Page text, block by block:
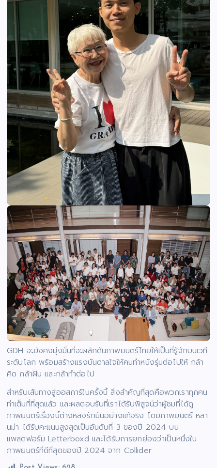
GDH จะยังคงมุ่งมั่นที่จะผลักดันภาพยนตร์ไทยให้เป็นที่รู้จักบนเวที
ระดับโลก พร้อมสร้างแรงบันดาลใจให้คนทำหนังรุ่นต่อไปให้ กล้า
คิด กล้าฝัน และกล้าทำต่อไป
สำหรับเส้นทางสู่ออสการ์ในครั้งนี้ สิ่งสำคัญที่สุดคือพวกเราทุกคน
ทำเต็มที่ที่สุดแล้ว และผลตอบรับที่เราได้รับพิสูจน์ว่าผู้ชมที่ได้ดู
ภาพยนตร์เรื่องนี้ต่างหลงรักมันอย่างแท้จริง โดยภาพยนตร์ หลา
นม่า ได้รับคะแนนสูงสุดเป็นอันดับที่ 3 ของปี 2024 บน
แพลตฟอร์ม Letterboxd และได้รับการยกย่องว่าเป็นหนึ่งใน
ภาพยนตร์ที่ดีที่สุดของปี 2024 จาก Collider